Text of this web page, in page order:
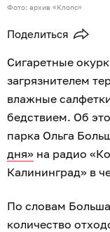
Фото: архив «Клопс»
Поделиться
Сигаретные
загрязнителем
влажные
бедствием. Об
парка Ольга
дня» на радио
Калининград» в
По словам
количество